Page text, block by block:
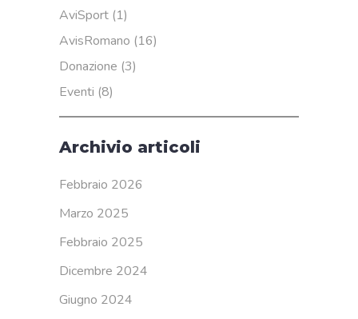
AviSport (1)
AvisRomano (16)
Donazione (3)
Eventi (8)
Archivio articoli
Febbraio 2026
Marzo 2025
Febbraio 2025
Dicembre 2024
Giugno 2024